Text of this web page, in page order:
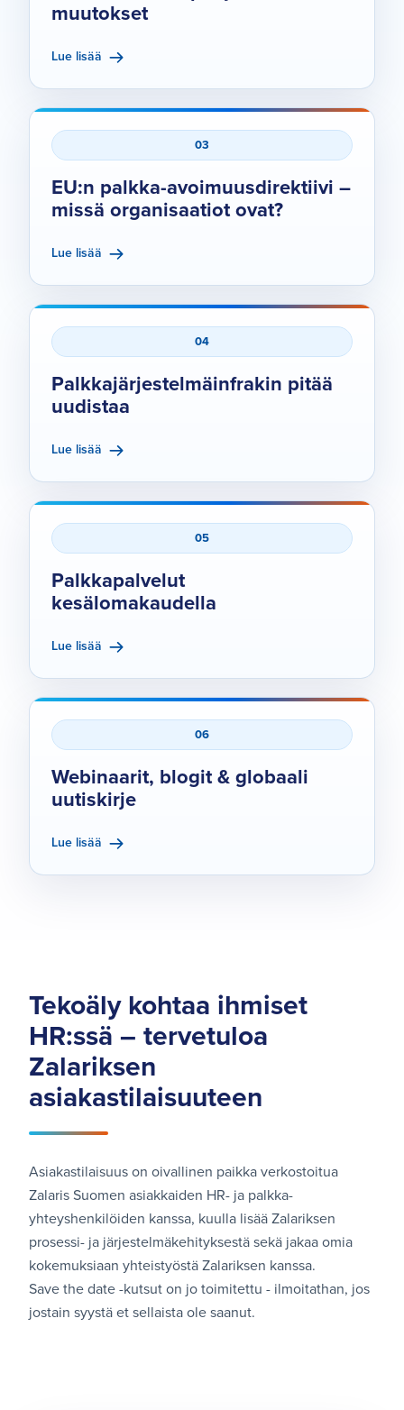
muutokset
Lue lisää
03
EU:n palkka-avoimuusdirektiivi –
missä organisaatiot ovat?
Lue lisää
04
Palkkajärjestelmäinfrakin pitää
uudistaa
Lue lisää
05
Palkkapalvelut
kesälomakaudella
Lue lisää
06
Webinaarit, blogit & globaali
uutiskirje
Lue lisää
Tekoäly kohtaa ihmiset
HR:ssä – tervetuloa
Zalariksen
asiakastilaisuuteen
Asiakastilaisuus on oivallinen paikka verkostoitua
Zalaris Suomen asiakkaiden HR- ja palkka­
yhteyshenkilöiden kanssa, kuulla lisää Zalariksen
prosessi- ja järjestelmäkehityksestä sekä jakaa omia
kokemuksiaan yhteistyöstä Zalariksen kanssa.
Save the date -kutsut on jo toimitettu - ilmoitathan, jos
jostain syystä et sellaista ole saanut.